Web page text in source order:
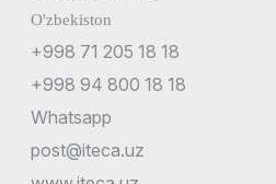
O'zbekiston
+998 71 205 18 18
+998 94 800 18 18
Whatsapp
post@iteca.uz